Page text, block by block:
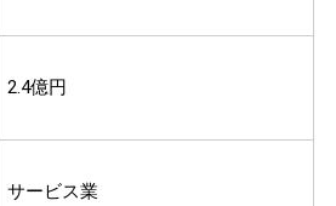
2.4億円
サービス業